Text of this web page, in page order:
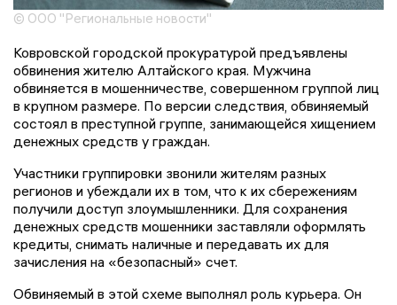
© ООО "Региональные новости"
Ковровской городской прокуратурой предъявлены
обвинения жителю Алтайского края. Мужчина
обвиняется в мошенничестве, совершенном группой лиц
в крупном размере. По версии следствия, обвиняемый
состоял в преступной группе, занимающейся хищением
денежных средств у граждан.
Участники группировки звонили жителям разных
регионов и убеждали их в том, что к их сбережениям
получили доступ злоумышленники. Для сохранения
денежных средств мошенники заставляли оформлять
кредиты, снимать наличные и передавать их для
зачисления на «безопасный» счет.
Обвиняемый в этой схеме выполнял роль курьера. Он